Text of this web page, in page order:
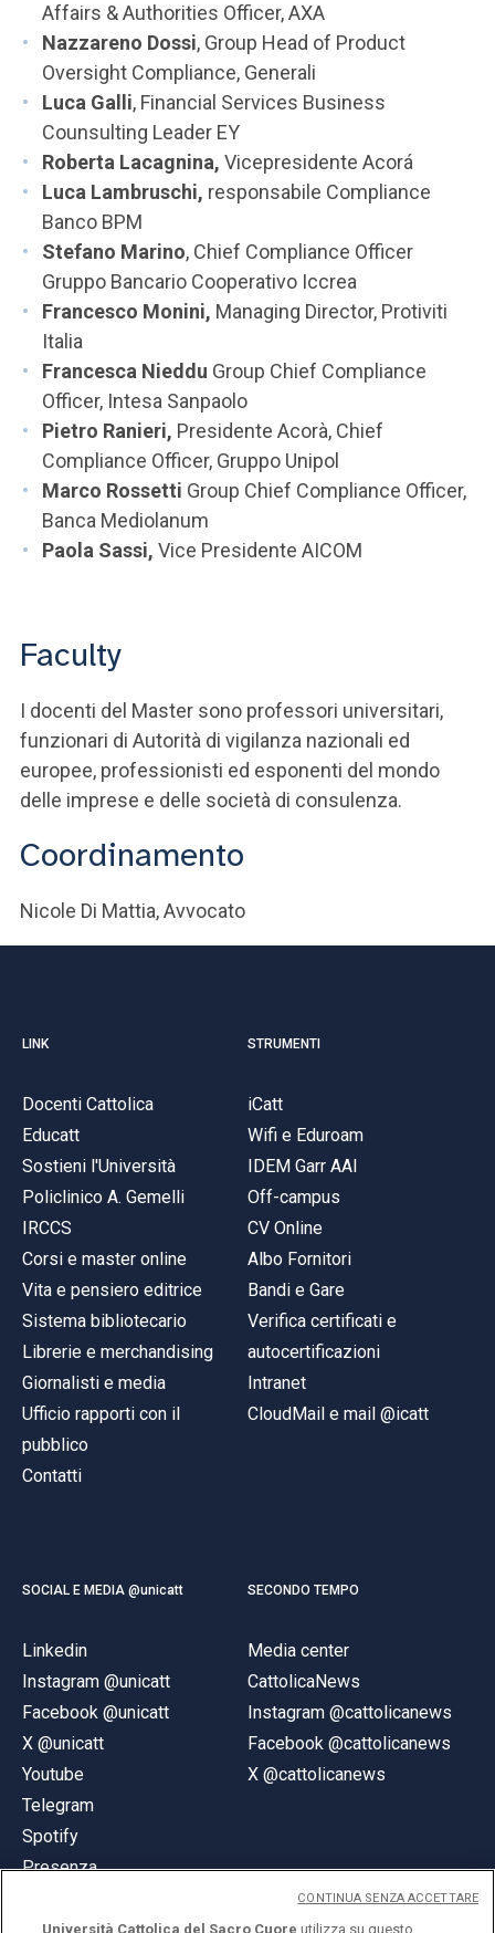
Affairs & Authorities Officer, AXA
Nazzareno Dossi, Group Head of Product
Oversight Compliance, Generali
Luca Galli, Financial Services Business
Counsulting Leader EY
Roberta Lacagnina, Vicepresidente Acorá
Luca Lambruschi, responsabile Compliance
Banco BPM
Stefano Marino, Chief Compliance Officer
Gruppo Bancario Cooperativo Iccrea
Francesco Monini, Managing Director, Protiviti
Italia
Francesca Nieddu Group Chief Compliance
Officer, Intesa Sanpaolo
Pietro Ranieri, Presidente Acorà, Chief
Compliance Officer, Gruppo Unipol
Marco Rossetti Group Chief Compliance Officer,
Banca Mediolanum
Paola Sassi, Vice Presidente AICOM
Faculty
I docenti del Master sono professori universitari,
funzionari di Autorità di vigilanza nazionali ed
europee, professionisti ed esponenti del mondo
delle imprese e delle società di consulenza.
Coordinamento
Nicole Di Mattia, Avvocato
LINK
Docenti Cattolica
Educatt
Sostieni l'Università
Policlinico A. Gemelli
IRCCS
Corsi e master online
Vita e pensiero editrice
Sistema bibliotecario
Librerie e merchandising
Giornalisti e media
Ufficio rapporti con il
pubblico
Contatti
STRUMENTI
iCatt
Wifi e Eduroam
IDEM Garr AAI
Off-campus
CV Online
Albo Fornitori
Bandi e Gare
Verifica certificati e
autocertificazioni
Intranet
CloudMail e mail @icatt
SOCIAL E MEDIA @unicatt
Linkedin
Instagram @unicatt
Facebook @unicatt
X @unicatt
Youtube
Telegram
Spotify
Presenza
SECONDO TEMPO
Media center
CattolicaNews
Instagram @cattolicanews
Facebook @cattolicanews
X @cattolicanews
Università Cattolica del Sacro Cuore utilizza su questo
CONTINUA SENZA ACCETTARE